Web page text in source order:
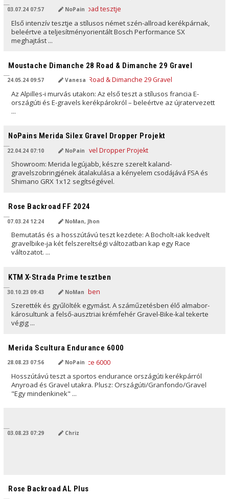
03.07.24 07:57 NoPain
Első intenzív tesztje a stílusos német szén-allroad kerékpárnak,
beleértve a teljesítményorientált Bosch Performance SX
meghajtást ...
Moustache Dimanche 28 Road & Dimanche 29 Gravel
24.05.24 09:57 Vanesa
Az Alpilles-i murvás utakon: Az első teszt a stílusos francia E-
országúti és E-gravels kerékpárokról – beleértve az újratervezett
...
NoPains Merida Silex Gravel Dropper Projekt
22.04.24 07:10 NoPain
Showroom: Merida legújabb, készre szerelt kaland-
gravelszobringjének átalakulása a kényelem csodájává FSA és
Shimano GRX 1x12 segítségével.
Rose Backroad FF 2024
07.03.24 12:24 NoMan, Jhon
Bemutatás és a hosszútávú teszt kezdete: A Bocholt-iak kedvelt
gravelbike-ja két felszereltségi változatban kap egy Race
változatot. ...
KTM X-Strada Prime tesztben
30.10.23 09:43 NoMan
Szerették és gyűlölték egymást. A száműzetésben élő almabor-
károsultunk a felső-ausztriai krémfehér Gravel-Bike-kal tekerte
végig ...
Merida Scultura Endurance 6000
28.08.23 07:56 NoPain
Hosszútávú teszt a sportos endurance országúti kerékpárról
Anyroad és Gravel utakra. Plusz: Országúti/Granfondo/Gravel
"Egy mindenkinek" ...
03.08.23 07:29 Chriz
Rose Backroad AL Plus